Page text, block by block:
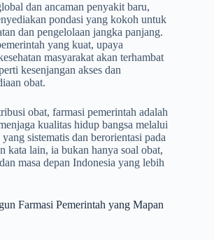
dan ancaman penyakit baru,
pondasi yang kokoh untuk
dan pengelolaan jangka panjang.
yang kuat, upaya
masyarakat akan terhambat
kesenjangan akses dan
obat.
obat, farmasi pemerintah adalah
kualitas hidup bangsa melalui
sistematis dan berorientasi pada
kata lain, ia bukan hanya soal obat,
masa depan Indonesia yang lebih
Farmasi Pemerintah yang Mapan